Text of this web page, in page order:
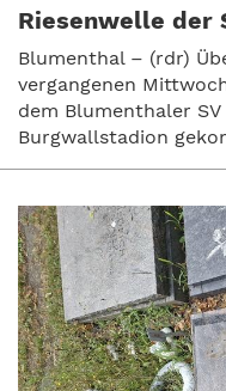
Riesenwelle der
Blumenthal – (rdr)
vergangenen
dem Blumenthaler
Burgwallstadion